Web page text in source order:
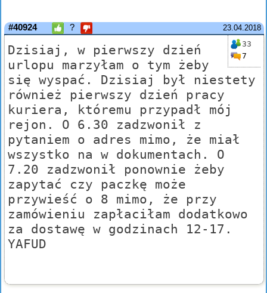
23.04.2018
#40924 ?
33
7
Dzisiaj, w pierwszy dzień
urlopu marzyłam o tym żeby
się wyspać. Dzisiaj był niestety
również pierwszy dzień pracy
kuriera, któremu przypadł mój
rejon. O 6.30 zadzwonił z
pytaniem o adres mimo, że miał
wszystko na w dokumentach. O
7.20 zadzwonił ponownie żeby
zapytać czy paczkę może
przywieść o 8 mimo, że przy
zamówieniu zapłaciłam dodatkowo
za dostawę w godzinach 12-17.
YAFUD